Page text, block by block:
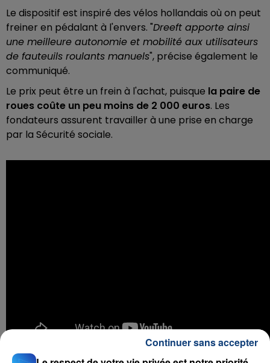
Le dispositif est inspiré des vélos hollandais où on peut
freiner en pédalant à l'envers. "Dreeft apporte ainsi
une meilleure autonomie et mobilité aux utilisateurs
de fauteuils roulants manuels", précise également le
communiqué.
Le prix peut être un frein à l'achat, puisque la paire de
roues coûte un peu moins de 2 000 euros. Les
fondateurs assurent travailler à une prise en charge
par la Sécurité sociale.
Continuer sans accepter